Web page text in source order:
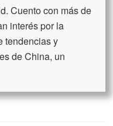
Cuento con más de
interés por la
tendencias y
de China, un